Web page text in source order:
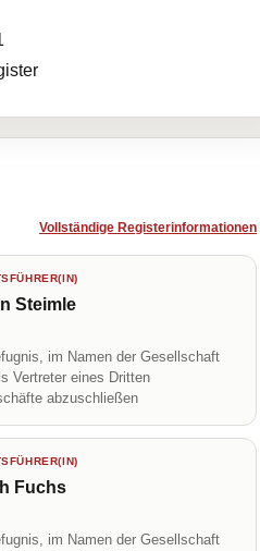
Vollständige Registerinformationen
Steimle
im Namen der Gesellschaft
Vertreter eines Dritten
abzuschließen
Fuchs
im Namen der Gesellschaft